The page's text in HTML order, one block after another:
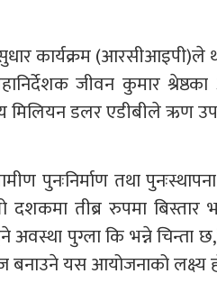
कार्यक्रम (आरसीआइपी)ले
जीवन कुमार
मिलियन डलर एडीबीले ऋण
पुनःनिर्माण तथा
दशकमा तीब्र रुपमा
अवस्था पुग्ला कि भन्ने चिन्ता
यस आयोजनाको लक्ष्य